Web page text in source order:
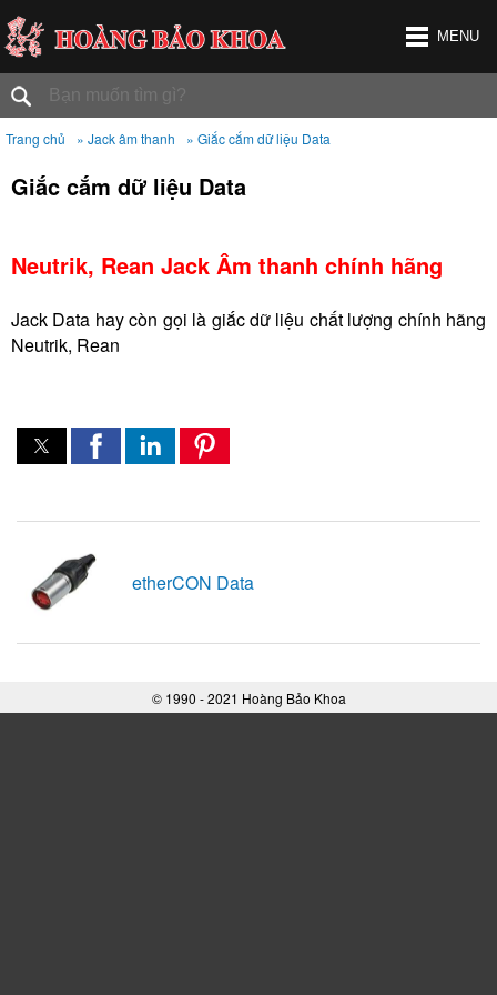
MENU
Trang chủ » Jack âm thanh » Giắc cắm dữ liệu Data
Giắc cắm dữ liệu Data
Neutrik, Rean Jack Âm thanh chính hãng
Jack Data hay còn gọi là giắc dữ liệu chất lượng chính hãng
Neutrik, Rean
etherCON Data
© 1990 - 2021 Hoàng Bảo Khoa